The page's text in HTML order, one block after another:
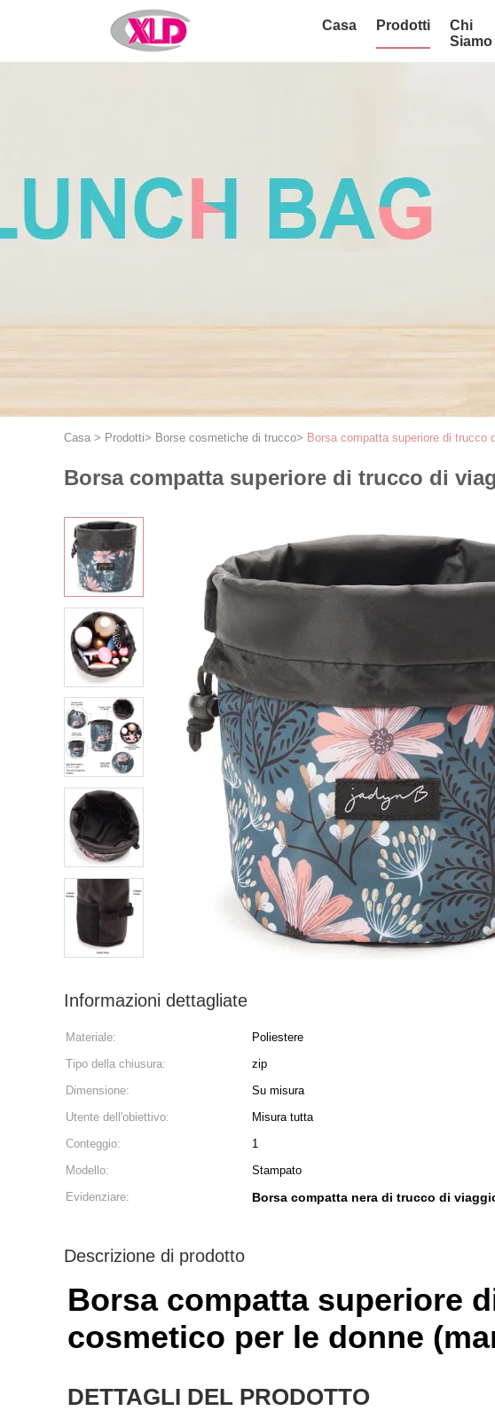
Casa Prodotti
Chi
Siamo
Casa > Prodotti> Borse cosmetiche di trucco> Borsa compatta superiore di trucco
Borsa compatta superiore di trucco di
Informazioni dettagliate
Materiale: Poliestere
Tipo della chiusura:
zip
Dimensione:
Su misura
Utente dell'obiettivo:
Misura tutta
Conteggio:
1
Modello:
Stampato
Evidenziare:
Borsa compatta nera di trucco di
Descrizione di prodotto
Borsa compatta superiore
cosmetico per le donne
DETTAGLI DEL PRODOTTO